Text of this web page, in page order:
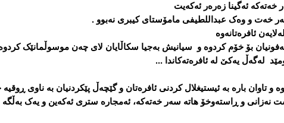
ئەگینا زەرەر ئەکەیت
خەت و وەک عبداللطیفی مامۆستای کیبری نەبوو .
ئافرەتانەوە
بۆ خۆم کردوە و سیانیش بەجیا سکاڵایان لای چەن موسوڵمانێک
لەگەڵ یەکێ لە ئافرەتەکاندا ...
و تاوان بارە بە ئیستیغلال کردنی ئافرەتان و گێچەڵ پێکردنیان بە ناوی ڕوقیە
نەزانی و ڕاستەوخۆ هاتە سەر خەتەکە، ئەمجارە ستری ئەکەین و یەک